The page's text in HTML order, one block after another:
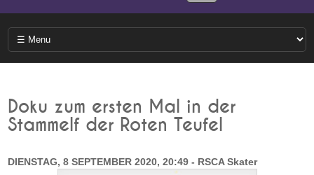
Doku zum ersten Mal in der
Stammelf der Roten Teufel
DIENSTAG, 8 SEPTEMBER 2020, 20:49 - RSCA Skater